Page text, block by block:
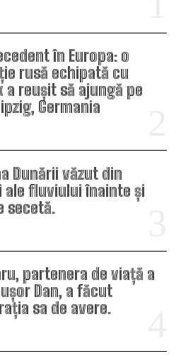
în Europa: o
rusă echipată cu
a reușit să ajungă pe
Germania
Dunării văzut din
fluviului înainte și
secetă.
partenera de viață a
Dan, a făcut
sa de avere.